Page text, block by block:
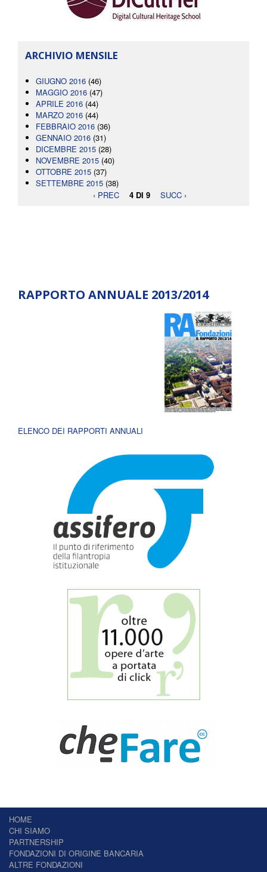
ARCHIVIO MENSILE
GIUGNO 2016 (46)
MAGGIO 2016 (47)
APRILE 2016 (44)
MARZO 2016 (44)
FEBBRAIO 2016 (36)
GENNAIO 2016 (31)
DICEMBRE 2015 (28)
NOVEMBRE 2015 (40)
OTTOBRE 2015 (37)
SETTEMBRE 2015 (38)
‹ PREC
4 DI 9 SUCC ›
RAPPORTO ANNUALE 2013/2014
ELENCO DEI RAPPORTI ANNUALI
HOME
CHI SIAMO
PARTNERSHIP
FONDAZIONI DI ORIGINE BANCARIA
ALTRE FONDAZIONI